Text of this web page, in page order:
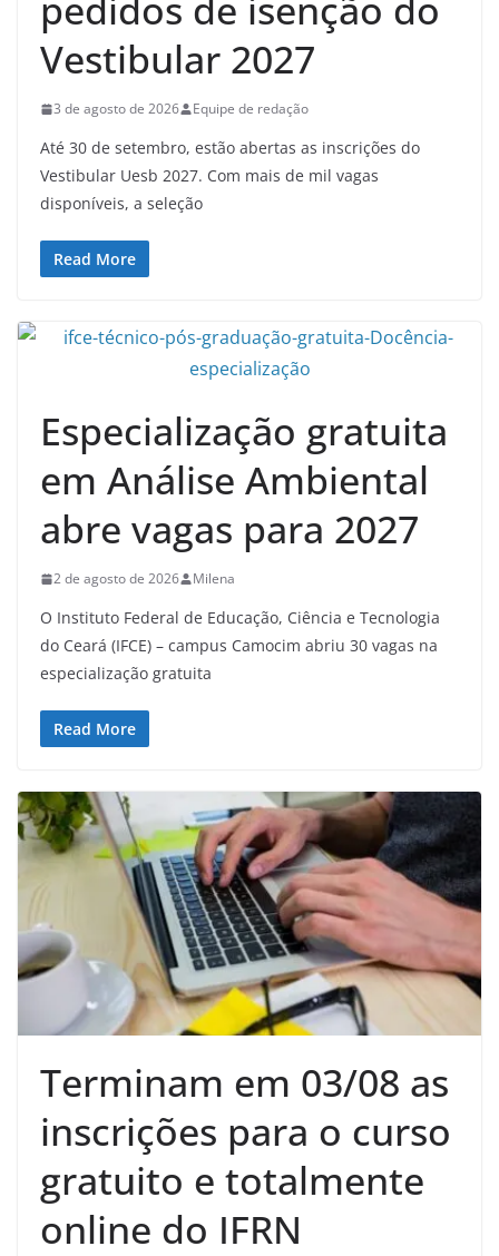
pedidos de isenção do
Vestibular 2027
3 de agosto de 2026 Equipe de redação
Até 30 de setembro, estão abertas as inscrições do
Vestibular Uesb 2027. Com mais de mil vagas
disponíveis, a seleção
Read More
Especialização gratuita
em Análise Ambiental
abre vagas para 2027
2 de agosto de 2026 Milena
O Instituto Federal de Educação, Ciência e Tecnologia
do Ceará (IFCE) – campus Camocim abriu 30 vagas na
especialização gratuita
Read More
Terminam em 03/08 as
inscrições para o curso
gratuito e totalmente
online do IFRN